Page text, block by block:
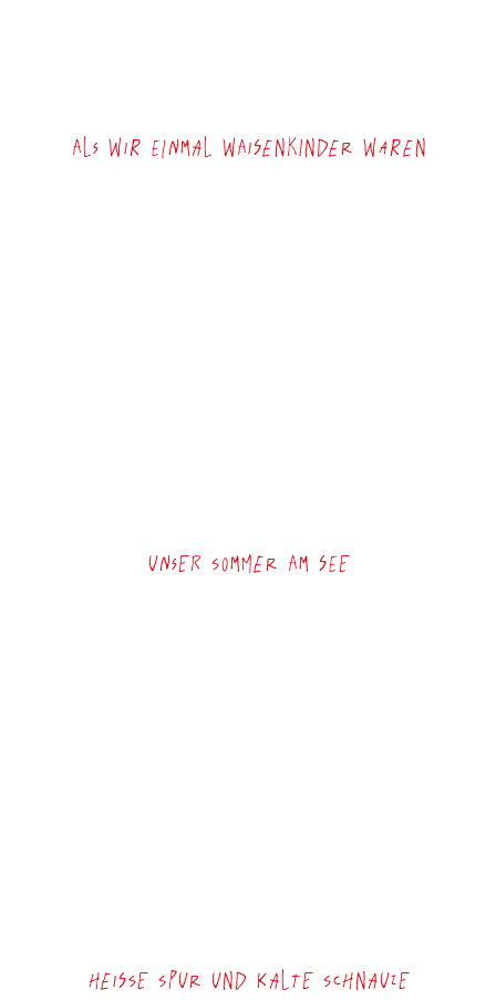
Als wir einmal Waisenkinder waren
Unser Sommer am See
Heiße Spur und kalte Schnauze